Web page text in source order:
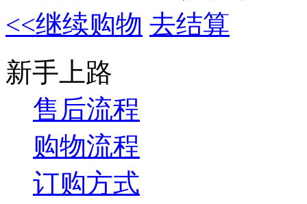
<<继续购物 去结算
新手上路
售后流程
购物流程
订购方式